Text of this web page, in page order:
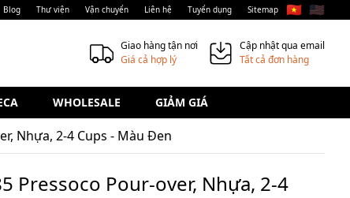
Blog Thư viện Vận chuyển Liên hệ Tuyển dụng Sitemap 🇻🇳 🇺🇸
Giao hàng tận nơi
Giá cả hợp lý
Cập nhật qua email
Tất cả đơn hàng
WHOLESALE GIẢM GIÁ
Nhựa, 2-4 Cups - Màu Đen
Pressoco Pour-over, Nhựa, 2-4